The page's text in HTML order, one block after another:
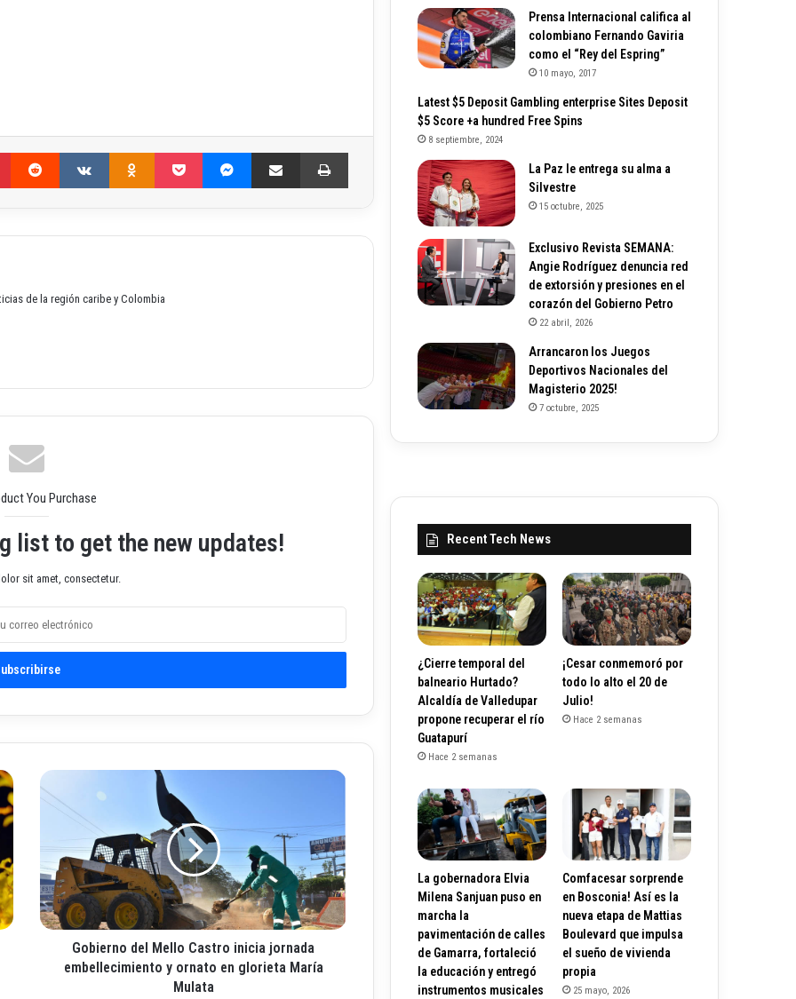
Pinterest Reddit VKontakte Odnoklassniki Pocket Messenger Compartir por correo electrónico
de la región caribe y Colombia
You Purchase
list to get the new updates!
sit amet, consectetur.
G
o
r
n
o
d
Gobierno del Mello Castro inicia jornada
embellecimiento y ornato en glorieta María
Mulata
Prensa Internacional califica al
colombiano Fernando Gaviria
como el “Rey del Espring”
10 mayo, 2017
Latest $5 Deposit Gambling enterprise Sites Deposit
$5 Score +a hundred Free Spins
8 septiembre, 2024
La Paz le entrega su alma a
Silvestre
15 octubre, 2025
Exclusivo Revista SEMANA:
Angie Rodríguez denuncia red
de extorsión y presiones en el
corazón del Gobierno Petro
22 abril, 2026
Arrancaron los Juegos
Deportivos Nacionales del
Magisterio 2025!
7 octubre, 2025
Recent Tech News
¿Cierre temporal del
balneario Hurtado?
Alcaldía de Valledupar
propone recuperar el río
Guatapurí
Hace 2 semanas
¡Cesar conmemoró por
todo lo alto el 20 de
Julio!
Hace 2 semanas
La gobernadora Elvia
Milena Sanjuan puso en
marcha la
pavimentación de calles
de Gamarra, fortaleció
la educación y entregó
instrumentos musicales
Comfacesar sorprende
en Bosconia! Así es la
nueva etapa de Mattias
Boulevard que impulsa
el sueño de vivienda
propia
25 mayo, 2026